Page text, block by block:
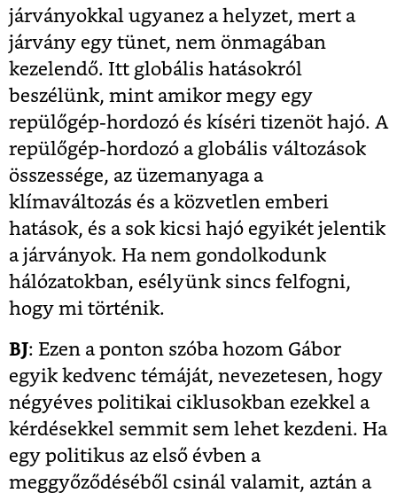
járványokkal ugyanez a helyzet, mert a
járvány egy tünet, nem önmagában
kezelendő. Itt globális hatásokról
beszélünk, mint amikor megy egy
repülőgép-hordozó és kíséri tizenöt hajó. A
repülőgép-hordozó a globális változások
összessége, az üzemanyaga a
klímaváltozás és a közvetlen emberi
hatások, és a sok kicsi hajó egyikét jelentik
a járványok. Ha nem gondolkodunk
hálózatokban, esélyünk sincs felfogni,
hogy mi történik.
BJ: Ezen a ponton szóba hozom Gábor
egyik kedvenc témáját, nevezetesen, hogy
négyéves politikai ciklusokban ezekkel a
kérdésekkel semmit sem lehet kezdeni. Ha
egy politikus az első évben a
meggyőződéséből csinál valamit, aztán a